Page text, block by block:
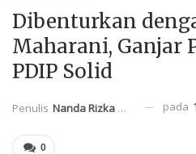
Dibenturkan
Maharani, Ganjar
PDIP Solid
Penulis Nanda Rizka Mahendra pada
0